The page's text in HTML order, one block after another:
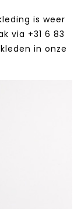
is weer
via +31 6 83
in onze